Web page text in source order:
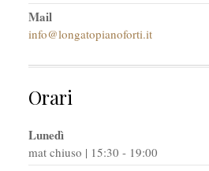
Mail
info@longatopianoforti.it
Orari
Lunedì
mat chiuso | 15:30 - 19:00